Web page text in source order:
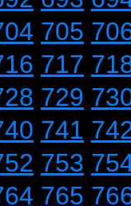
705
717
729
741
753
765